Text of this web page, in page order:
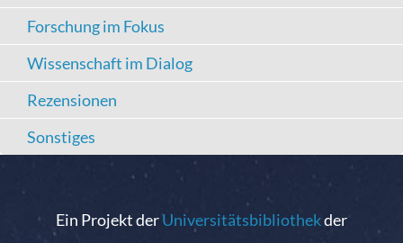
Forschung im Fokus
Wissenschaft im Dialog
Rezensionen
Sonstiges
Ein Projekt derUniversitätsbibliothekder